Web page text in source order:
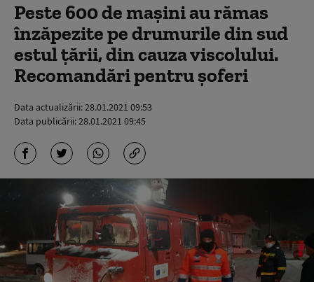
Peste 600 de mașini au rămas
înzăpezite pe drumurile din sud
estul țării, din cauza viscolului.
Recomandări pentru șoferi
Data actualizării:28.01.2021 09:53
Data publicării:28.01.2021 09:45